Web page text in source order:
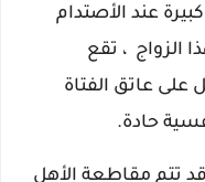
عند الأصتدام
، تقع
على عاتق الفتاة
حادة.
قد تتم مقاطعة الأهل